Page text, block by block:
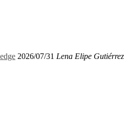
2026/07/31 Lena Elipe Gutiérrez